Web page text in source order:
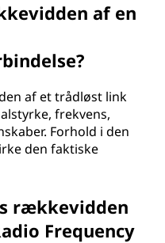
af en
af et trådløst link
frekvens,
Forhold i den
den faktiske
rækkevidden
Frequency